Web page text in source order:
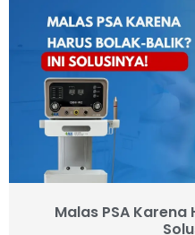
Malas PSA Karena